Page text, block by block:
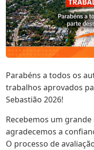
Parabéns a todos os
trabalhos aprovados
Sebastião 2026!
Recebemos um
agradecemos a
O processo de